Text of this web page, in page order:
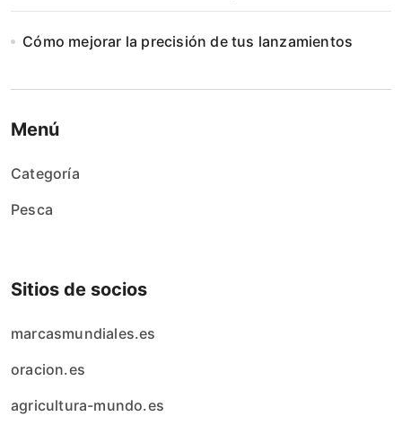
Cómo mejorar la precisión de tus lanzamientos
Menú
Categoría
Pesca
Sitios de socios
marcasmundiales.es
oracion.es
agricultura-mundo.es